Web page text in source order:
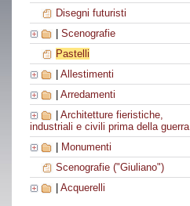
Disegni futuristi
Scenografie
Pastelli
Allestimenti
Arredamenti
Architetture fieristiche,
industriali e civili prima della guerra
Monumenti
Scenografie ("Giuliano")
Acquerelli